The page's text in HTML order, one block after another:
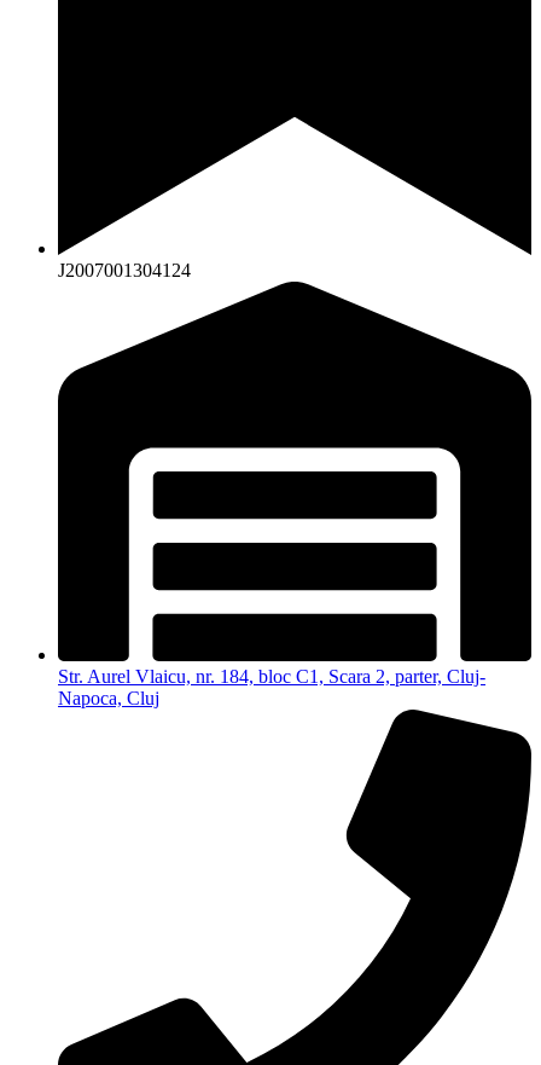
J2007001304124
Str. Aurel Vlaicu, nr. 184, bloc C1, Scara 2, parter, Cluj-
Napoca, Cluj